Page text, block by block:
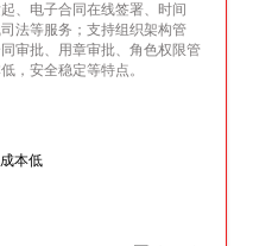
、电子合同在线签署、时间
法等服务；支持组织架构管
审批、用章审批、角色权限管
，安全稳定等特点。
本低